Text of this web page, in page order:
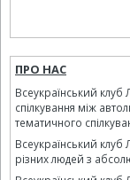
ПРО НАС
Всеукраїнський
спілкування між
тематичного
Всеукраїнський
різних людей з